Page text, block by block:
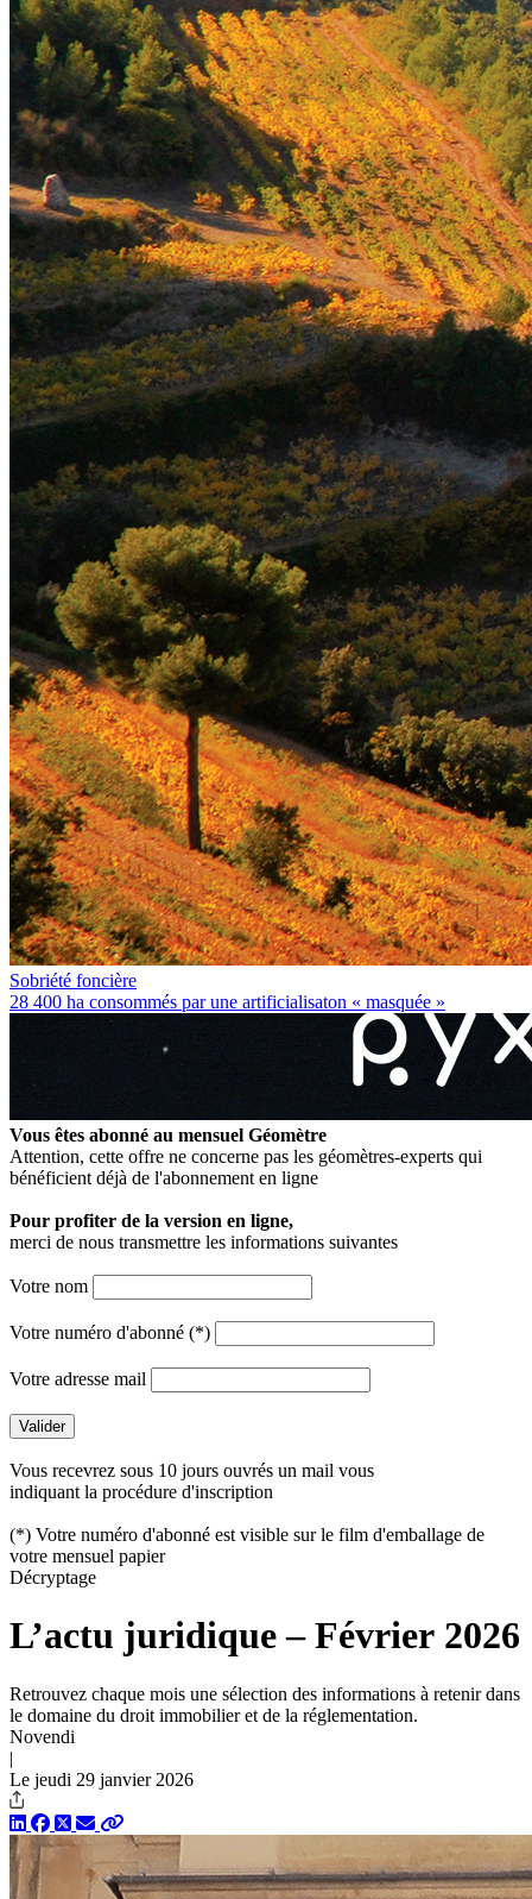
Sobriété foncière
28 400 ha consommés par une artificialisaton « masquée »
Vous êtes abonné au mensuel Géomètre
Attention, cette offre ne concerne pas les géomètres-experts qui
bénéficient déjà de l'abonnement en ligne
Pour profiter de la version en ligne,
merci de nous transmettre les informations suivantes
Votre nom
Votre numéro d'abonné (*)
Votre adresse mail
Vous recevrez sous 10 jours ouvrés un mail vous
indiquant la procédure d'inscription
(*) Votre numéro d'abonné est visible sur le film d'emballage de
votre mensuel papier
Décryptage
L’actu juridique – Février 2026
Retrouvez chaque mois une sélection des informations à retenir dans
le domaine du droit immobilier et de la réglementation.
Novendi
|
Le jeudi 29 janvier 2026